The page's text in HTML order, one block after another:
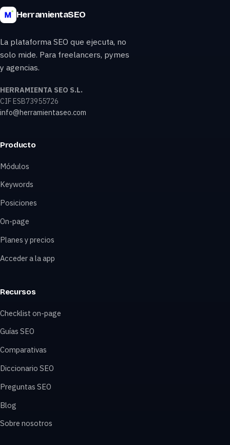
HerramientaSEO
La plataforma SEO que ejecuta, no
solo mide. Para freelancers, pymes
y agencias.
HERRAMIENTA SEO S.L.
CIF ESB73955726
info@herramientaseo.com
Producto
Módulos
Keywords
Posiciones
On-page
Planes y precios
Acceder a la app
Recursos
Checklist on-page
Guías SEO
Comparativas
Diccionario SEO
Preguntas SEO
Blog
Sobre nosotros